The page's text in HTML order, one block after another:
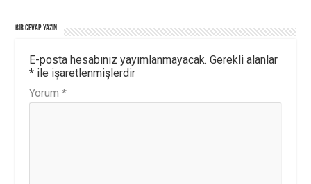
Bir cevap yazın
E-posta hesabınız yayımlanmayacak. Gerekli alanlar
* ile işaretlenmişlerdir
Yorum*